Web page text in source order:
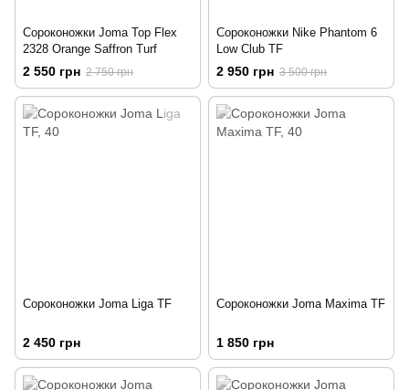
Сороконожки Joma Top Flex
2328 Orange Saffron Turf
2 550 грн 2 750 грн
Сороконожки Nike Phantom 6
Low Club TF
2 950 грн 3 500 грн
Сороконожки Joma Liga TF
2 450 грн
Сороконожки Joma Maxima TF
1 850 грн